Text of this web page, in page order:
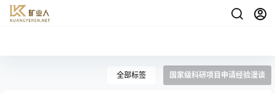
全部标签 国家级科研项目申请经验漫谈